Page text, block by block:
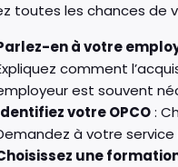
toutes les chances de
en à votre
comment
est souvent
votre OPCO:
à votre
une